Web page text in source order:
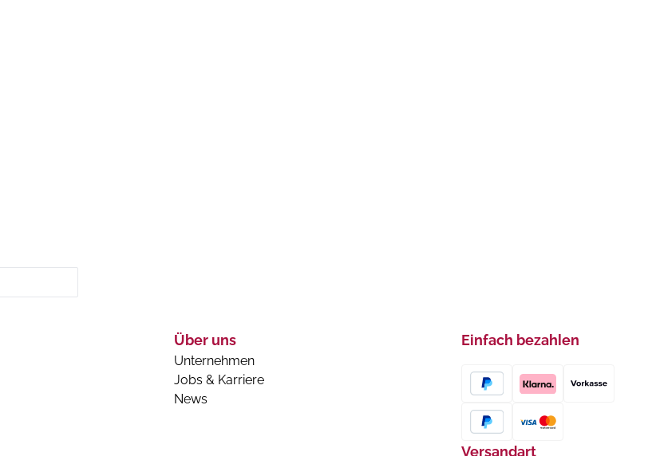
Über uns
Unternehmen
Jobs & Karriere
News
Einfach bezahlen
Versandart